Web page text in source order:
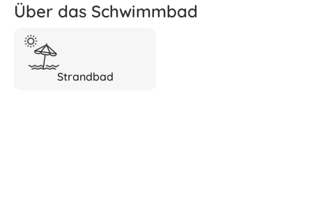
Über das Schwimmbad
Strandbad